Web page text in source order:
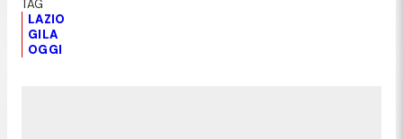
LAZIO
GILA
OGGI